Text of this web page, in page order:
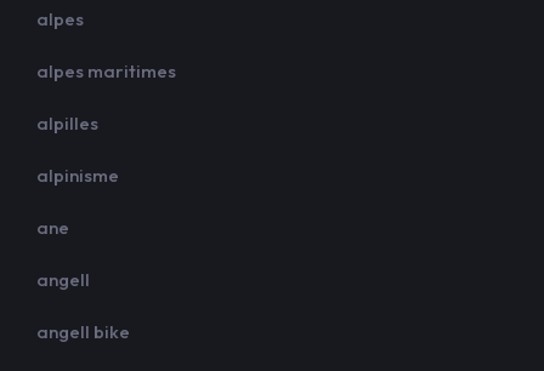
alpes
alpes maritimes
alpilles
alpinisme
ane
angell
angell bike